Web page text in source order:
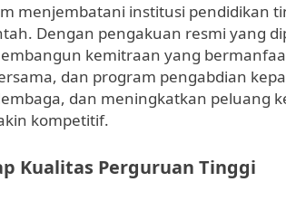
menjembatani institusi pendidikan
Dengan pengakuan resmi yang
kemitraan yang
dan program pengabdian
dan meningkatkan peluang
kompetitif.
Kualitas Perguruan Tinggi